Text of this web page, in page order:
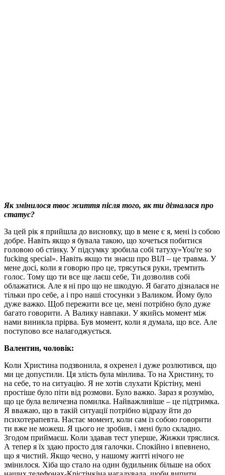
Як змінилося твоє життя після того, як ти дізналася про
статус?
За цей рік я прийшла до висновку, що в мене є я, мені із собою
добре. Навіть якщо я бувала такою, що хочеться побитися
головою об стінку. У підсумку зробила собі татуху»You're so
fucking special». Навіть якщо ти знаєш про ВІЛ – це травма. У
мене досі, коли я говорю про це, трясуться руки, тремтить
голос. Тому що ти все ще лаєш себе, Ти дозволив собі
облажатися. Але я ні про що не шкодую. Я багато дізналася не
тільки про себе, а і про наші стосунки з Валиком. Йому було
дуже важко. Щоб пережити все це, мені потрібно було дуже
багато говорити. А Валику навпаки. У якийсь момент між
нами виникла прірва. Був момент, коли я думала, що все. Але
поступово все налагоджується.
Валентин, чоловік:
Коли Христина подзвонила, я охренел і дуже розлютився, що
ми це допустили. Ця злість була мінлива. То на Христину, то
на себе, то на ситуацію. Я не хотів слухати Крістіну, мені
простіше було піти від розмови. Було важко. Зараз я розумію,
що це була величезна помилка. Найважливіше – це підтримка.
Я вважаю, що в такій ситуації потрібно відразу йти до
психотерапевта. Настає момент, коли сам із собою говорити
ти вже не можеш. Я цього не зробив, і мені було складно.
Згодом приймаєш. Коли здавав тест уперше, Жижки тряслися.
А тепер я їх здаю просто для галочки. Спокійно і впевнено,
що я чистий. Якщо чесно, у нашому житті нічого не
змінилося. Хіба що стало на один будильник більше на обох